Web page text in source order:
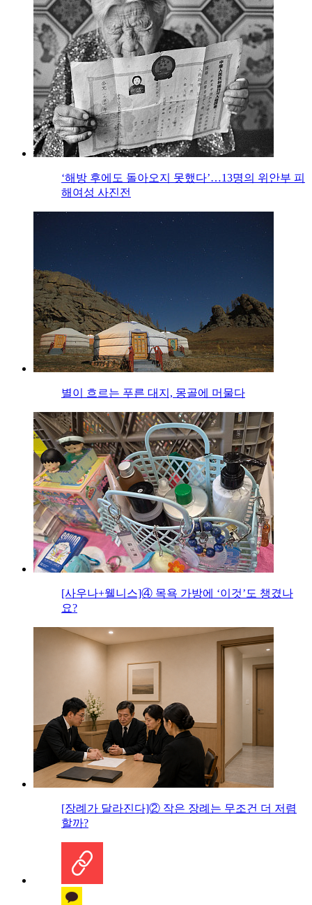
‘해방 후에도 돌아오지 못했다’…13명의 위안부 피
해여성 사진전
별이 흐르는 푸른 대지, 몽골에 머물다
[사우나+웰니스]④ 목욕 가방에 ‘이것’도 챙겼나
요?
[장례가 달라진다]② 작은 장례는 무조건 더 저렴
할까?